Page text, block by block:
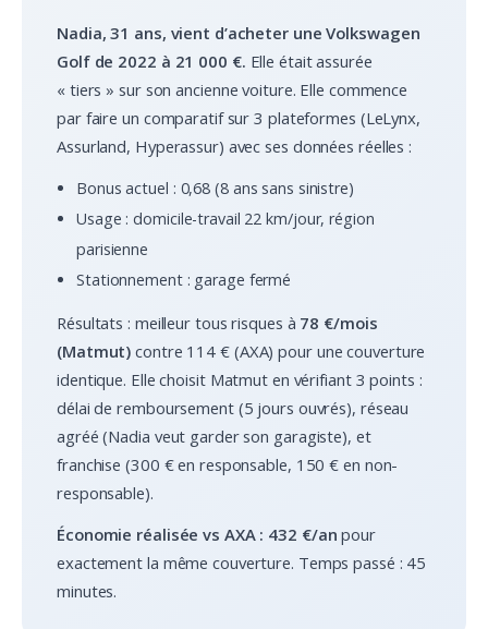
Nadia, 31 ans, vient d’acheter une Volkswagen
Golf de 2022 à 21 000 €. Elle était assurée
« tiers » sur son ancienne voiture. Elle commence
par faire un comparatif sur 3 plateformes (LeLynx,
Assurland, Hyperassur) avec ses données réelles :
Bonus actuel : 0,68 (8 ans sans sinistre)
Usage : domicile-travail 22 km/jour, région
parisienne
Stationnement : garage fermé
Résultats : meilleur tous risques à 78 €/mois
(Matmut) contre 114 € (AXA) pour une couverture
identique. Elle choisit Matmut en vérifiant 3 points :
délai de remboursement (5 jours ouvrés), réseau
agréé (Nadia veut garder son garagiste), et
franchise (300 € en responsable, 150 € en non-
responsable).
Économie réalisée vs AXA : 432 €/an pour
exactement la même couverture. Temps passé : 45
minutes.